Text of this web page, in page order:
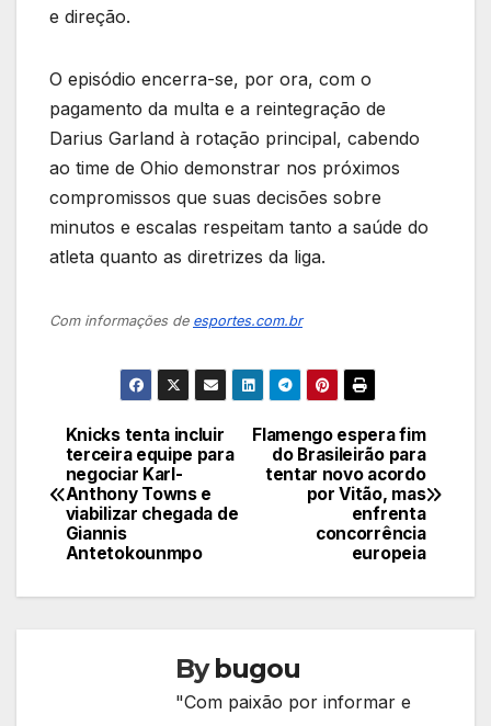
e direção.
O episódio encerra-se, por ora, com o
pagamento da multa e a reintegração de
Darius Garland à rotação principal, cabendo
ao time de Ohio demonstrar nos próximos
compromissos que suas decisões sobre
minutos e escalas respeitam tanto a saúde do
atleta quanto as diretrizes da liga.
Com informações de esportes.com.br
Navegação
de
Post
Flamengo espera fim
do Brasileirão para
tentar novo acordo
por Vitão, mas
enfrenta
concorrência
europeia
Knicks tenta incluir
terceira equipe para
negociar Karl-
Anthony Towns e
viabilizar chegada de
Giannis
Antetokounmpo
Bybugou
"Com paixão por informar e